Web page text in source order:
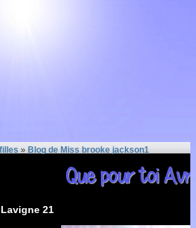
» Blog de Miss brooke jackson1
Que pour toi
21